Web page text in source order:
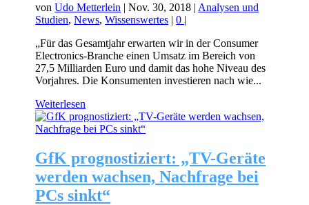
vonUdo Metterlein |Nov. 30, 2018 | Analysen und
Studien,News,Wissenswertes |0 |
„Für das Gesamtjahr erwarten wir in der Consumer
Electronics-Branche einen Umsatz im Bereich von
27,5 Milliarden Euro und damit das hohe Niveau des
Vorjahres. Die Konsumenten investieren nach wie...
Weiterlesen
GfK prognostiziert: „TV-Geräte
werden wachsen, Nachfrage bei
PCs sinkt“